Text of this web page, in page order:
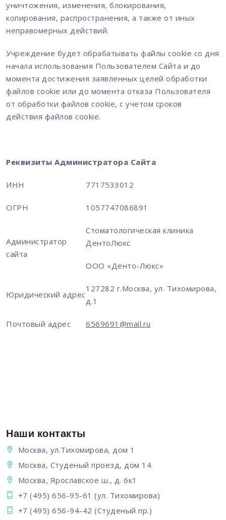
уничтожения, изменения, блокирования,
копирования, распространения, а также от иных
неправомерных действий.
Учреждение будет обрабатывать файлы cookie со дня
начала использования Пользователем Сайта и до
момента достижения заявленных целей обработки
файлов cookie или до момента отказа Пользователя
от обработки файлов cookie, с учетом сроков
действия файлов cookie.
Реквизиты Администратора Сайта
ИНН 7717533012
ОГРН 1057747086891
Администратор
сайта
Стоматологическая клиника
ДентоЛюкс
ООО «Денто-Люкс»
Юридический адрес
127282 г.Москва, ул. Тихомирова,
д.1
Почтовый адрес 6569691@mail.ru
Наши контакты
Москва, ул.Тихомирова, дом 1
Москва, Студеный проезд, дом 14
Москва, Ярославское ш., д. 6к1
+7 (495) 656-95-61 (ул. Тихомирова)
+7 (495) 656-94-42 (Студеный пр.)